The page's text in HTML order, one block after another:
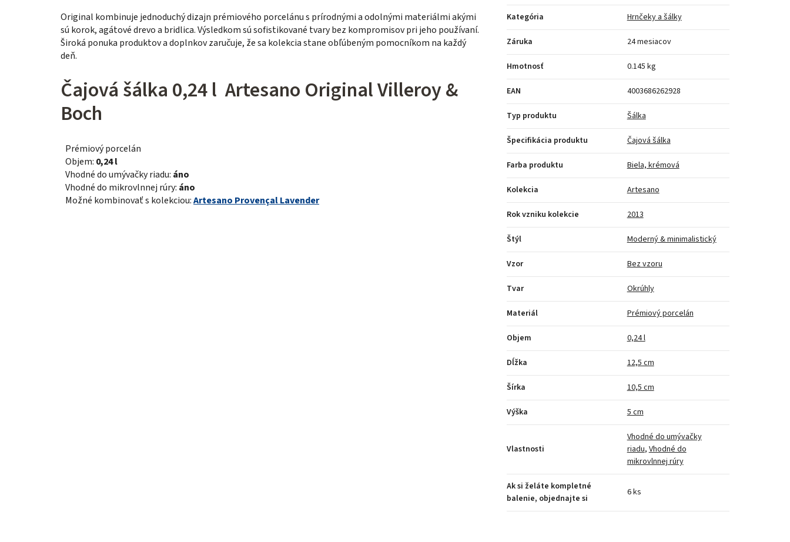
Original kombinuje jednoduchý dizajn prémiového porcelánu s prírodnými a odolnými materiálmi akými
sú korok, agátové drevo a bridlica. Výsledkom sú sofistikované tvary bez kompromisov pri jeho používaní.
Široká ponuka produktov a doplnkov zaručuje, že sa kolekcia stane obľúbeným pomocníkom na každý
deň.
Čajová šálka 0,24 l Artesano Original Villeroy &
Boch
Prémiový porcelán
Objem: 0,24 l
Vhodné do umývačky riadu: áno
Vhodné do mikrovlnnej rúry: áno
Možné kombinovať s kolekciou:Artesano Provençal Lavender
Kategória Hrnčeky a šálky
Záruka 24 mesiacov
Hmotnosť 0.145 kg
EAN 4003686262928
Typ produktu Šálka
Špecifikácia produktu Čajová šálka
Farba produktu Biela, krémová
Kolekcia Artesano
Rok vzniku kolekcie 2013
Štýl Moderný & minimalistický
Vzor Bez vzoru
Tvar Okrúhly
Materiál Prémiový porcelán
Objem 0,24 l
Dĺžka 12,5 cm
Šírka 10,5 cm
Výška 5 cm
Vlastnosti
Vhodné do umývačky
riadu, Vhodné do
mikrovlnnej rúry
Ak si želáte kompletné
balenie, objednajte si
6 ks